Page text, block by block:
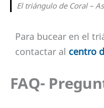
El triángulo de Coral –
Para bucear en el
contactar al centro
FAQ-